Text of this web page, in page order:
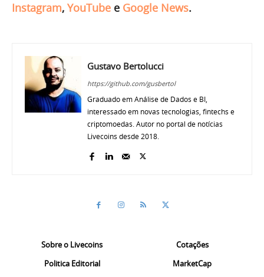
Instagram, YouTube e Google News.
Gustavo Bertolucci
https://github.com/gusbertol
Graduado em Análise de Dados e BI,
interessado em novas tecnologias, fintechs e
criptomoedas. Autor no portal de notícias
Livecoins desde 2018.
Sobre o Livecoins
Politica Editorial
Cotações
MarketCap